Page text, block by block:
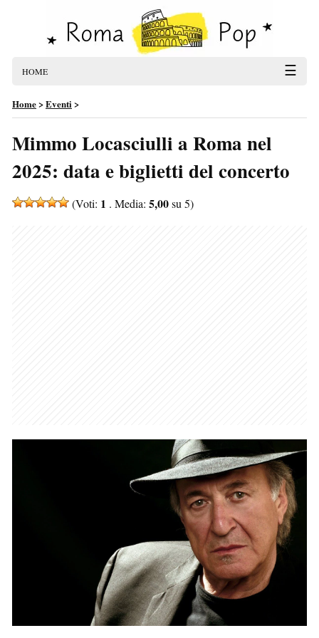
HOME ☰
Home>Eventi>
Mimmo Locasciulli a Roma nel
2025: data e biglietti del concerto
(Voti: 1 . Media: 5,00su 5)